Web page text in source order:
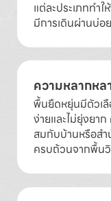
แต่ละประเภททำ
มีการเดินผ่านบ่อ
ความหลากหล
พื้นยืดหยุ่นมีตัวเลื
ง่ายและไม่ยุ่งยา
สมกับบ้านหรือส
ครบถ้วนจากพื้น